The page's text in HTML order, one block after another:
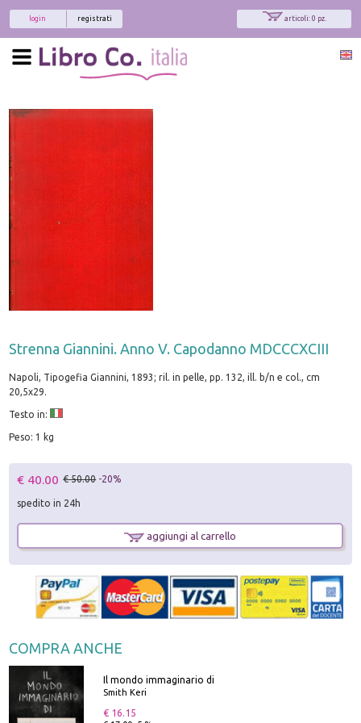
articoli: 0 pz.
registrati
login
Strenna Giannini. Anno V. Capodanno MDCCCXCIII
Napoli, Tipogefia Giannini, 1893; ril. in pelle, pp. 132, ill. b/n e col., cm
20,5x29.
Testo in:
Peso: 1 kg
€ 40.00 € 50.00 -20%
spedito in 24h
aggiungi al carrello
COMPRA ANCHE
Il mondo immaginario di
Smith Keri
€ 16.15